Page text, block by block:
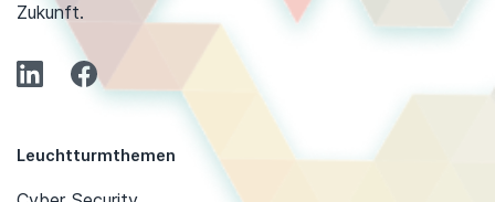
Zukunft.
Leuchtturmthemen